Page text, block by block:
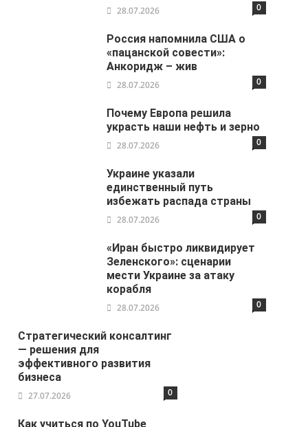
28.07.2026 0
Россия напомнила США о
«пацанской совести»:
Анкоридж – жив
28.07.2026 0
Почему Европа решила
украсть наши нефть и зерно
28.07.2026 0
Украине указали
единственный путь
избежать распада страны
28.07.2026 0
«Иран быстро ликвидирует
Зеленского»: сценарии
мести Украине за атаку
корабля
28.07.2026 0
Стратегический консалтинг
— решения для
эффективного развития
бизнеса
27.07.2026 0
Как учиться по YouTube